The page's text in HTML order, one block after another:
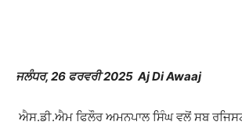
ਜਲੰਧਰ, 26 ਫਰਵਰੀ 2025 Aj Di Awaaj
ਐਸ.ਡੀ.ਐਮ ਫਿਲੌਰ ਅਮਨਪਾਲ ਸਿੰਘ ਵਲੋਂ ਸਬ